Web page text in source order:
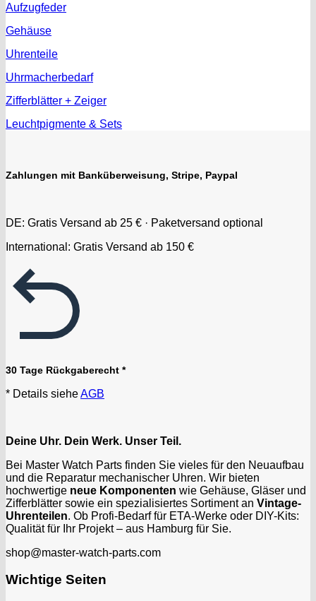
Aufzugfeder
Gehäuse
Uhrenteile
Uhrmacherbedarf
Zifferblätter + Zeiger
Leuchtpigmente & Sets
Zahlungen mit Banküberweisung, Stripe, Paypal
DE: Gratis Versand ab 25 € · Paketversand optional
International: Gratis Versand ab 150 €
30 Tage Rückgaberecht *
* Details sieheAGB
Deine Uhr. Dein Werk. Unser Teil.
Bei Master Watch Parts finden Sie vieles für den Neuaufbau
und die Reparatur mechanischer Uhren. Wir bieten
hochwertige neue Komponenten wie Gehäuse, Gläser und
Zifferblätter sowie ein spezialisiertes Sortiment an Vintage-
Uhrenteilen. Ob Profi-Bedarf für ETA-Werke oder DIY-Kits:
Qualität für Ihr Projekt – aus Hamburg für Sie.
shop@master-watch-parts.com
Wichtige Seiten